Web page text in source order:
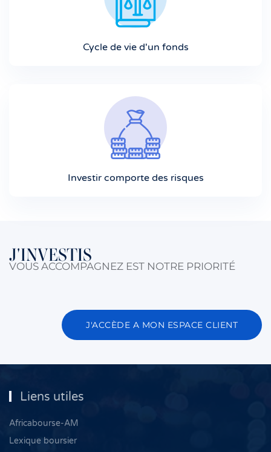
Cycle de vie d'un fonds
Investir comporte des risques
J'INVESTIS
VOUS ACCOMPAGNEZ EST NOTRE PRIORITÉ
J'ACCÈDE A MON ESPACE CLIENT
Liens utiles
Africabourse-AM
Lexique boursier